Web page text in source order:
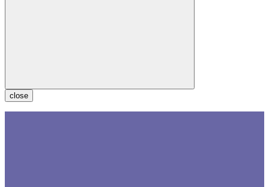
close